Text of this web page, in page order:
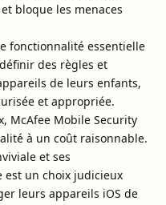
bloque les menaces
fonctionnalité essentielle
des règles et
de leurs enfants,
et appropriée.
McAfee Mobile Security
à un coût raisonnable.
et ses
est un choix judicieux
leurs appareils iOS de